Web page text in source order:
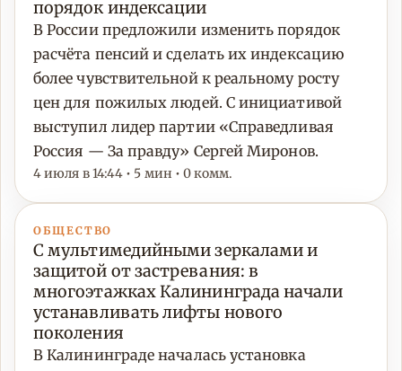
порядок индексации
В России предложили изменить порядок
расчёта пенсий и сделать их индексацию
более чувствительной к реальному росту
цен для пожилых людей. С инициативой
выступил лидер партии «Справедливая
Россия — За правду» Сергей Миронов.
4 июля в 14:44 • 5 мин • 0 комм.
ОБЩЕСТВО
С мультимедийными зеркалами и
защитой от застревания: в
многоэтажках Калининграда начали
устанавливать лифты нового
поколения
В Калининграде началась установка